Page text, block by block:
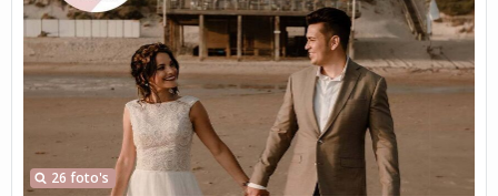
26 foto's